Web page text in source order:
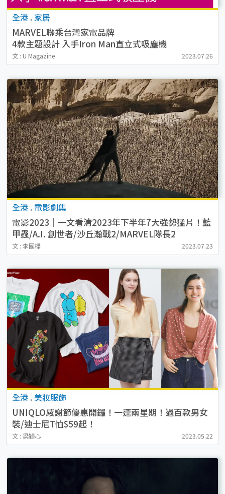
全港 . 家居
MARVEL聯乘台灣家電品牌
4款主題設計 入手Iron Man直立式吸塵機
文 : U Magazine 2023.07.26
全港 . 電影劇集
電影2023｜一文看清2023年下半年7大強勢猛片！藍
甲蟲/A.I. 創世者/沙丘瀚戰2/MARVEL隊長2
文 : 李國樑 2023.07.23
全港 . 美妝服飾
UNIQLO感謝節優惠開鑼！一連兩星期！過百款男女
裝/迪士尼T恤$59起！
文 : 梁穎心 2023.05.22